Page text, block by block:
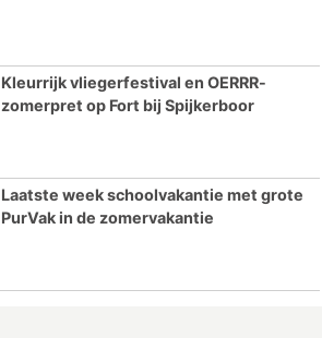
Kleurrijk vliegerfestival en OERRR-
zomerpret op Fort bij Spijkerboor
Laatste week schoolvakantie met grote
PurVak in de zomervakantie